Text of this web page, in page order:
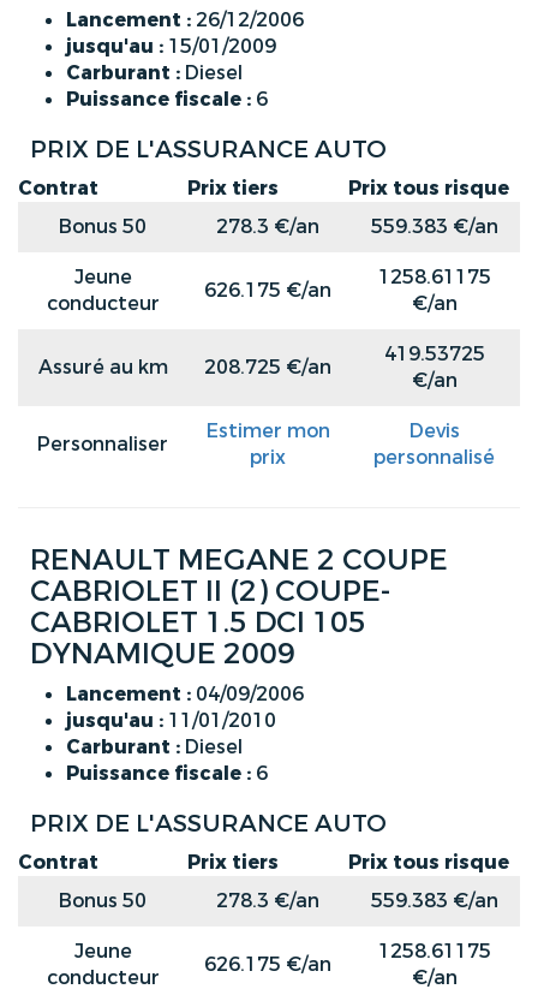
Lancement : 26/12/2006
jusqu'au : 15/01/2009
Carburant : Diesel
Puissance fiscale : 6
PRIX DE L'ASSURANCE AUTO
Contrat Prix tiers
Prix tous risque
Bonus 50
278.3 €/an
559.383 €/an
Jeune
conducteur
626.175 €/an
1258.61175
€/an
Assuré au km 208.725 €/an
419.53725
€/an
Personnaliser
Estimer mon
prix
Devis
personnalisé
RENAULT MEGANE 2 COUPE
CABRIOLET II (2) COUPE-
CABRIOLET 1.5 DCI 105
DYNAMIQUE 2009
Lancement : 04/09/2006
jusqu'au : 11/01/2010
Carburant : Diesel
Puissance fiscale : 6
PRIX DE L'ASSURANCE AUTO
Contrat Prix tiers
Prix tous risque
Bonus 50
278.3 €/an
559.383 €/an
Jeune
conducteur
626.175 €/an
1258.61175
€/an